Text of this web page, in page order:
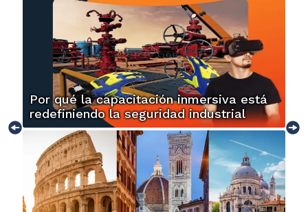
Por qué la capacitación inmersiva está
redefiniendo la seguridad industrial